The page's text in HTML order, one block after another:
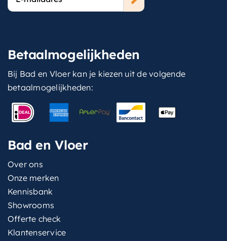
mailadres
Betaalmogelijkheden
Bij Bad en Vloer kan je kiezen uit de volgende
betaalmogelijkheden:
Bad en Vloer
Over ons
Onze merken
Kennisbank
Showrooms
Offerte check
Klantenservice